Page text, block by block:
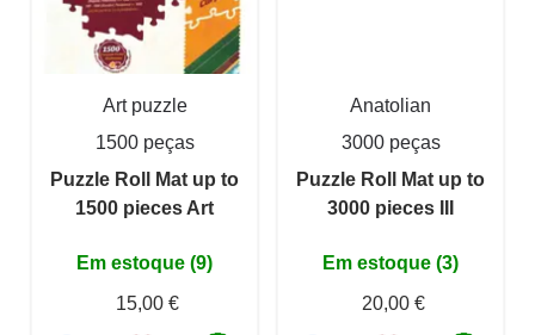
Art puzzle
1500 peças
Puzzle Roll Mat up to
1500 pieces Art
Em estoque (9)
15,00 €
Anatolian
3000 peças
Puzzle Roll Mat up to
3000 pieces III
Em estoque (3)
20,00 €